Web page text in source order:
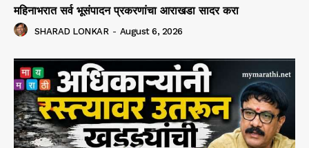
महिनाभरात सर्व भूसंपादन प्रकरणांचा आराखडा सादर करा
SHARAD LONKAR - August 6, 2026